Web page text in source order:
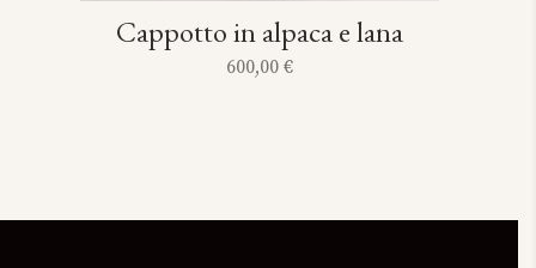
Cappotto in alpaca e lana
600,00 €